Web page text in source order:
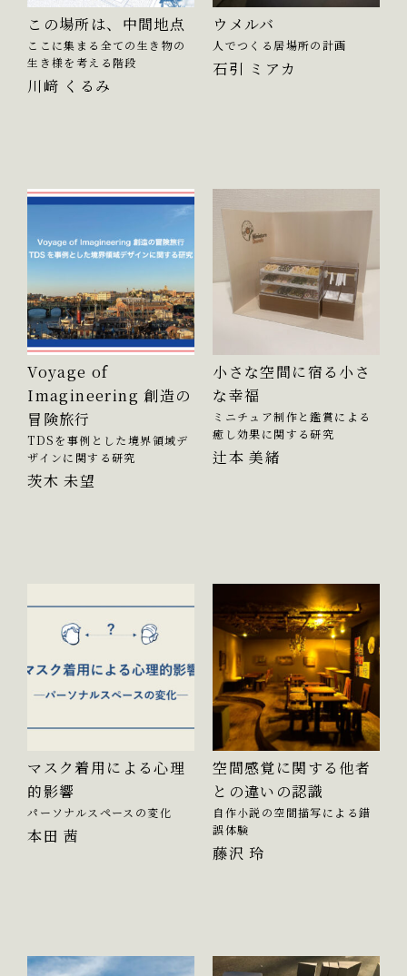
この場所は、中間地点
ここに集まる全ての生き物の
生き様を考える階段
川﨑 くるみ
ウメルバ
人でつくる居場所の計画
石引 ミアカ
Voyage of
Imagineering 創造の
冒険旅行
TDSを事例とした境界領域デ
ザインに関する研究
茨木 未望
小さな空間に宿る小さ
な幸福
ミニチュア制作と鑑賞による
癒し効果に関する研究
辻本 美緒
マスク着用による心理
的影響
パーソナルスペースの変化
本田 茜
空間感覚に関する他者
との違いの認識
自作小説の空間描写による錯
誤体験
藤沢 玲